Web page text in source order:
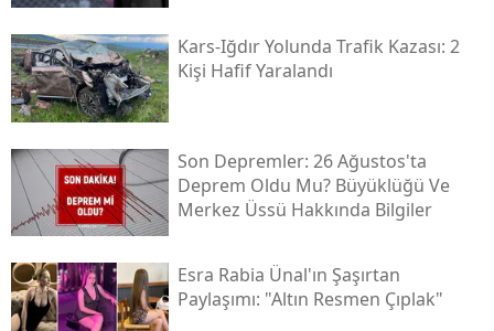
Kars-Iğdır Yolunda Trafik Kazası: 2
Kişi Hafif Yaralandı
Son Depremler: 26 Ağustos'ta
Deprem Oldu Mu? Büyüklüğü Ve
Merkez Üssü Hakkında Bilgiler
Esra Rabia Ünal'ın Şaşırtan
Paylaşımı: "altın Resmen Çıplak"